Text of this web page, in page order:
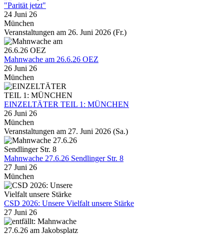
"Parität jetzt"
24 Juni 26
München
Veranstaltungen am 26. Juni 2026 (Fr.)
Mahnwache am 26.6.26 OEZ
26 Juni 26
München
EINZELTÄTER TEIL 1: MÜNCHEN
26 Juni 26
München
Veranstaltungen am 27. Juni 2026 (Sa.)
Mahnwache 27.6.26 Sendlinger Str. 8
27 Juni 26
München
CSD 2026: Unsere Vielfalt unsere Stärke
27 Juni 26